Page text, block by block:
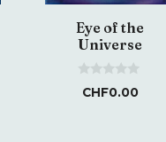
Eye of the
Universe
oCHF0.00